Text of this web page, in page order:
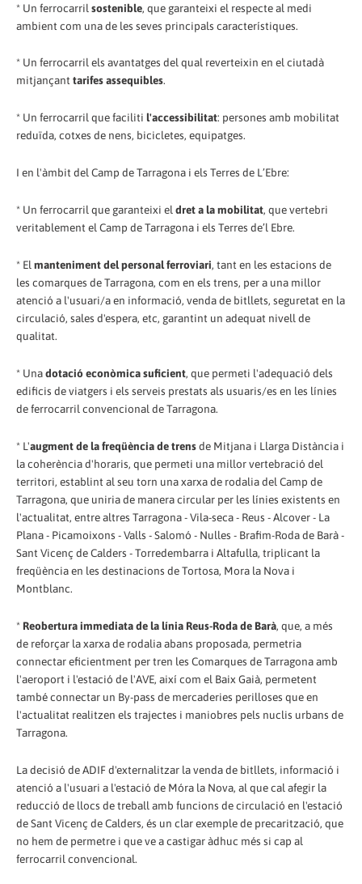
* Un ferrocarril sostenible, que garanteixi el respecte al medi
ambient com una de les seves principals característiques.
* Un ferrocarril els avantatges del qual reverteixin en el ciutadà
mitjançanttarifes assequibles.
* Un ferrocarril que faciliti l'accessibilitat: persones amb mobilitat
reduïda, cotxes de nens, bicicletes, equipatges.
I en l'àmbit del Camp de Tarragona i els Terres de L’Ebre:
* Un ferrocarril que garanteixi eldret a la mobilitat, que vertebri
veritablement el Camp de Tarragona i els Terres de’l Ebre.
* El manteniment del personal ferroviari, tant en les estacions de
les comarques de Tarragona, com en els trens, per a una millor
atenció a l'usuari/a en informació, venda de bitllets, seguretat en la
circulació, sales d'espera, etc, garantint un adequat nivell de
qualitat.
* Unadotació econòmica suficient, que permeti l'adequació dels
edificis de viatgers i els serveis prestats als usuaris/es en les línies
de ferrocarril convencional de Tarragona.
* L'augment de la freqüència de trensde Mitjana i Llarga Distància i
la coherència d'horaris, que permeti una millor vertebració del
territori, establint al seu torn una xarxa de rodalia del Camp de
Tarragona, que uniria de manera circular per les línies existents en
l'actualitat, entre altres Tarragona - Vila-seca - Reus - Alcover - La
Plana - Picamoixons - Valls - Salomó - Nulles - Brafim-Roda de Barà -
Sant Vicenç de Calders - Torredembarra i Altafulla, triplicant la
freqüència en les destinacions de Tortosa, Mora la Nova i
Montblanc.
* Reobertura immediata de la línia Reus-Roda de Barà, que, a més
de reforçar la xarxa de rodalia abans proposada, permetria
connectar eficientment per tren les Comarques de Tarragona amb
l'aeroport i l'estació de l'AVE, així com el Baix Gaià, permetent
també connectar un By-pass de mercaderies perilloses que en
l'actualitat realitzen els trajectes i maniobres pels nuclis urbans de
Tarragona.
La decisió de ADIF d'externalitzar la venda de bitllets, informació i
atenció a l'usuari a l'estació de Móra la Nova, al que cal afegir la
reducció de llocs de treball amb funcions de circulació en l'estació
de Sant Vicenç de Calders, és un clar exemple de precarització, que
no hem de permetre i que ve a castigar àdhuc més si cap al
ferrocarril convencional.